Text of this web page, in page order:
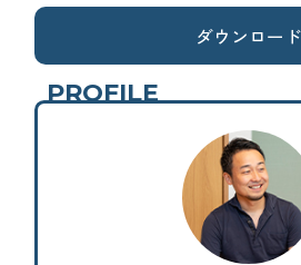
ダウンロード
PROFILE